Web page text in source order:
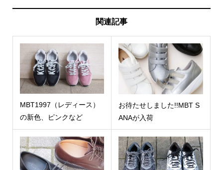
関連記事
MBT1997（レディース）
の新色、ピンクなど
お待たせしました!!MBT S
ANAが入荷